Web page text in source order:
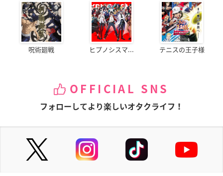
呪術廻戦 ヒプノシスマ... テニスの王子様
OFFICIAL SNS
フォローしてより楽しいオタクライフ！